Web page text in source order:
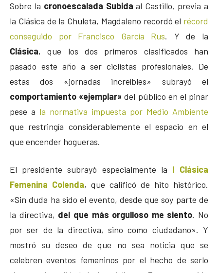
Sobre la cronoescalada Subida al Castillo, previa a
la Clásica de la Chuleta, Magdaleno recordó el récord
conseguido por Francisco García Rus. Y de la
Clásica, que los dos primeros clasificados han
pasado este año a ser ciclistas profesionales. De
estas dos «jornadas increíbles» subrayó el
comportamiento «ejemplar» del público en el pinar
pese a la normativa impuesta por Medio Ambiente
que restringía considerablemente el espacio en el
que encender hogueras.
El presidente subrayó especialmente la I Clásica
Femenina Colenda, que calificó de hito histórico.
«Sin duda ha sido el evento, desde que soy parte de
la directiva, del que más orgulloso me siento. No
por ser de la directiva, sino como ciudadano». Y
mostró su deseo de que no sea noticia que se
celebren eventos femeninos por el hecho de serlo